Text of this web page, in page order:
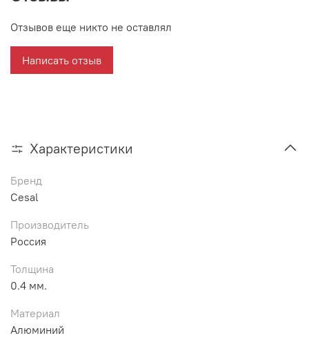
Отзывов еще никто не оставлял
Написать отзыв
Характеристики
Бренд
Cesal
Производитель
Россия
Толщина
0.4 мм.
Материал
Алюминий